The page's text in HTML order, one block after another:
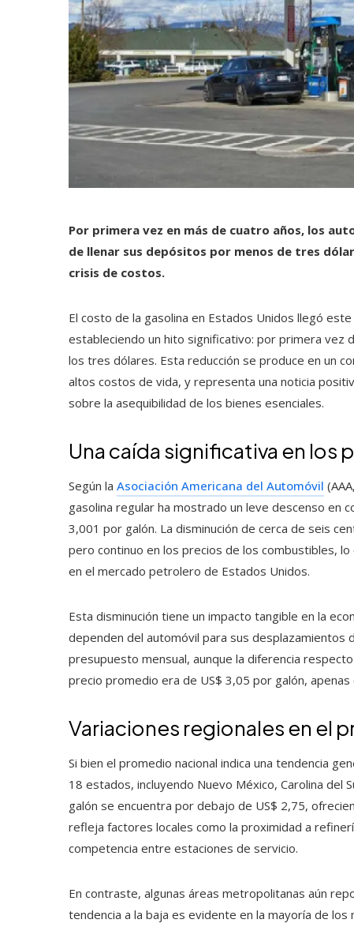
Por primera vez en más de cuatro años, los
de llenar sus depósitos por menos de tres
crisis de costos.
El costo de la gasolina en Estados Unidos llegó
estableciendo un hito significativo: por primera
los tres dólares. Esta reducción se produce en un
altos costos de vida, y representa una noticia
sobre la asequibilidad de los bienes esenciales.
Una caída significativa en los
Según la Asociación Americana del Automóvil
gasolina regular ha mostrado un leve descenso en
3,001 por galón. La disminución de cerca de seis
pero continuo en los precios de los combustibles,
en el mercado petrolero de Estados Unidos.
Esta disminución tiene un impacto tangible en la
dependen del automóvil para sus desplazamientos
presupuesto mensual, aunque la diferencia
precio promedio era de US$ 3,05 por galón,
Variaciones regionales en el
Si bien el promedio nacional indica una tendencia
18 estados, incluyendo Nuevo México, Carolina del
galón se encuentra por debajo de US$ 2,75,
refleja factores locales como la proximidad a
competencia entre estaciones de servicio.
En contraste, algunas áreas metropolitanas aún
tendencia a la baja es evidente en la mayoría de